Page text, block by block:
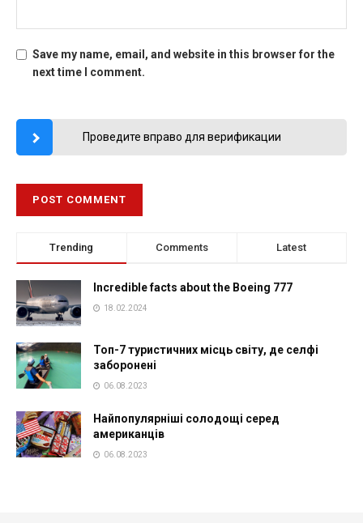
Save my name, email, and website in this browser for the
next time I comment.
Проведите вправо для верификации
Trending Comments Latest
Incredible facts about the Boeing 777
18.02.2024
Топ-7 туристичних місць світу, де селфі
заборонені
06.08.2023
Найпопулярніші солодощі серед
американців
06.08.2023